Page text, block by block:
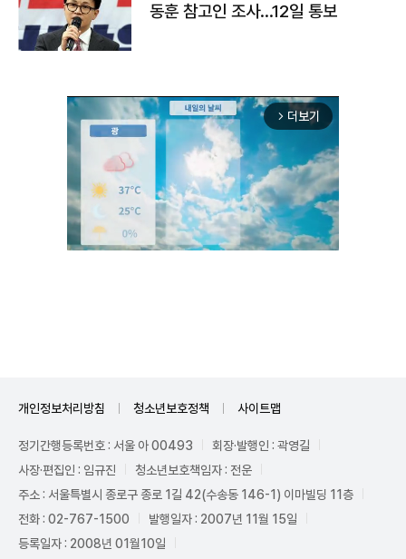
동훈 참고인 조사...12일 통보
arrow_forward_ios 더보기
개인정보처리방침 청소년보호정책 사이트맵
정기간행등록번호 : 서울 아 00493
회장·발행인 : 곽영길
사장·편집인 : 임규진
청소년보호책임자 : 전운
주소 : 서울특별시 종로구 종로 1길 42(수송동 146-1) 이마빌딩 11층
전화 : 02-767-1500
발행일자 : 2007년 11월 15일
등록일자 : 2008년 01월10일